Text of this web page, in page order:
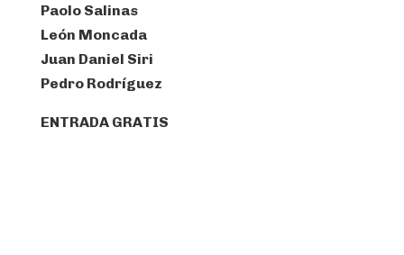
Paolo Salinas
León Moncada
Juan Daniel Siri
Pedro Rodríguez
ENTRADA GRATIS